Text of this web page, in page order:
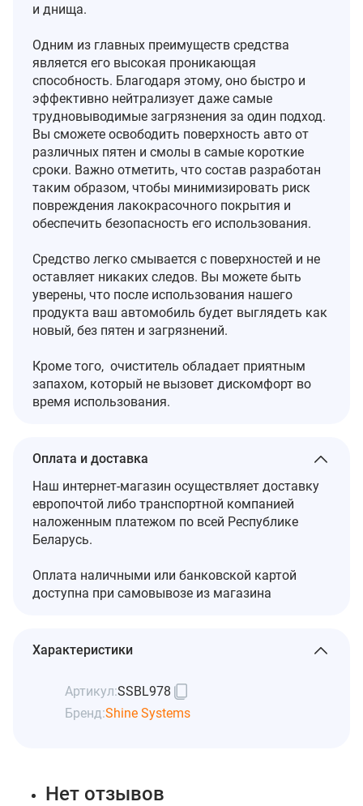
и днища.
Одним из главных преимуществ средства
является его высокая проникающая
способность. Благодаря этому, оно быстро и
эффективно нейтрализует даже самые
трудновыводимые загрязнения за один подход.
Вы сможете освободить поверхность авто от
различных пятен и смолы в самые короткие
сроки. Важно отметить, что состав разработан
таким образом, чтобы минимизировать риск
повреждения лакокрасочного покрытия и
обеспечить безопасность его использования.
Средство легко смывается с поверхностей и не
оставляет никаких следов. Вы можете быть
уверены, что после использования нашего
продукта ваш автомобиль будет выглядеть как
новый, без пятен и загрязнений.
Кроме того, очиститель обладает приятным
запахом, который не вызовет дискомфорт во
время использования.
Оплата и доставка
Наш интернет-магазин осуществляет доставку
европочтой либо транспортной компанией
наложенным платежом по всей Республике
Беларусь.
Оплата наличными или банковской картой
доступна при самовывозе из магазина
Характеристики
Артикул:SSBL978
Бренд:Shine Systems
Нет отзывов